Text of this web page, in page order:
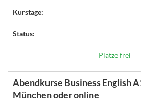
Kurstage:
Status:
Plätze frei
Abendkurse Business English
München oder online